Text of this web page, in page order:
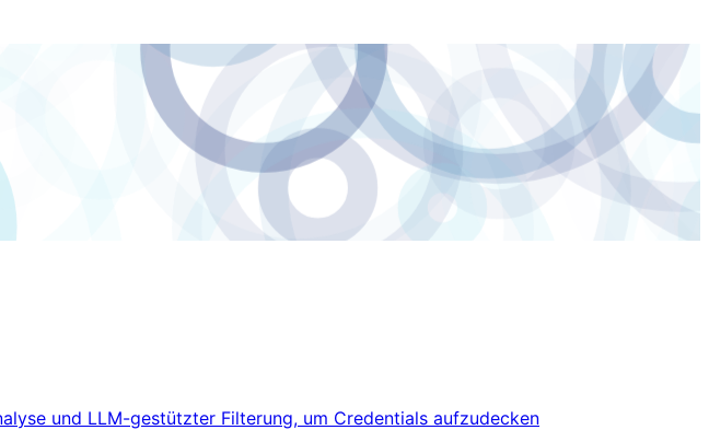
und LLM-gestützter Filterung, um Credentials aufzudecken